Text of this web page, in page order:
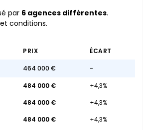
par 6 agences différentes.
conditions.
PRIX ÉCART
464 000 € -
484 000 €
+4,3%
484 000 €
+4,3%
484 000 €
+4,3%